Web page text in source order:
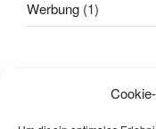
Werbung (1)
Dann kam einer, der